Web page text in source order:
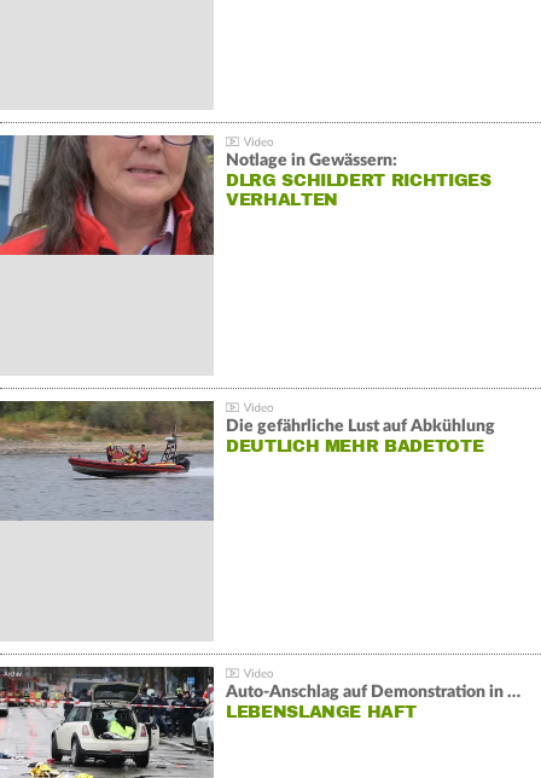
Notlage in Gewässern:
DLRG SCHILDERT RICHTIGES
VERHALTEN
Die gefährliche Lust auf Abkühlung
DEUTLICH MEHR BADETOTE
Auto-Anschlag auf Demonstration in München:
LEBENSLANGE HAFT